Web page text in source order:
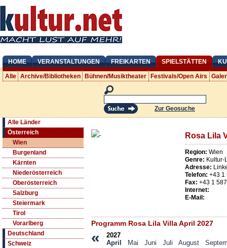
HOME VERANSTALTUNGEN FREIKARTEN SPIELSTÄTTEN
Alle Archive/Bibliotheken Bühnen/Musiktheater Festivals/Open Airs
Zur Geosuche
Alle Länder
Österreich
Wien
Burgenland
Kärnten
Niederösterreich
Oberösterreich
Salzburg
Steiermark
Tirol
Vorarlberg
Deutschland
Schweiz
Rosa Lila
Region: Wien
Genre: Kultur-
Adresse:
Telefon: +43 1
Fax: +43 1
Internet:
E-Mail:
Programm Rosa Lila Villa April 2027
«
2027
April
Mai Juni Juli August